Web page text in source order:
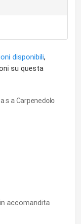
disponibili,
su questa
a Carpenedolo
accomandita